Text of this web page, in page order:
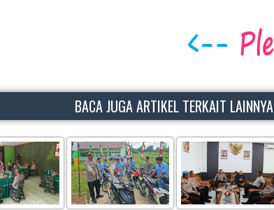
BACA JUGA ARTIKEL TERKAIT LAINNYA